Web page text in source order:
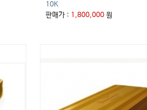
10K
판매가 : 1,800,000 원